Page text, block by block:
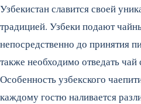
Узбекистан славится своей
традицией. Узбеки подают
непосредственно до принятия
также необходимо отведать чай
Особенность узбекского
каждому гостю наливается